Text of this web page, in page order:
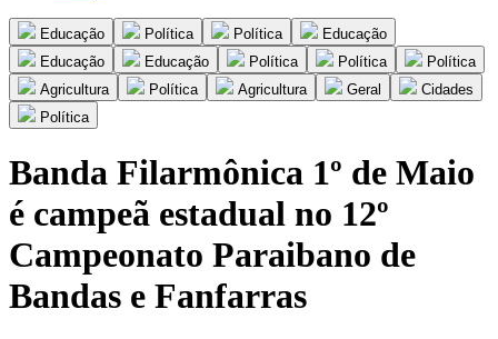
Educação Política Política
Educação
Educação
Educação Política Política
Política
Agricultura
Política Agricultura Geral
Cidades
Política
Banda Filarmônica 1º de Maio
é campeã estadual no 12º
Campeonato Paraibano de
Bandas e Fanfarras